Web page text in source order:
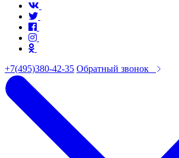
+7(495)380-42-35 Обратный звонок